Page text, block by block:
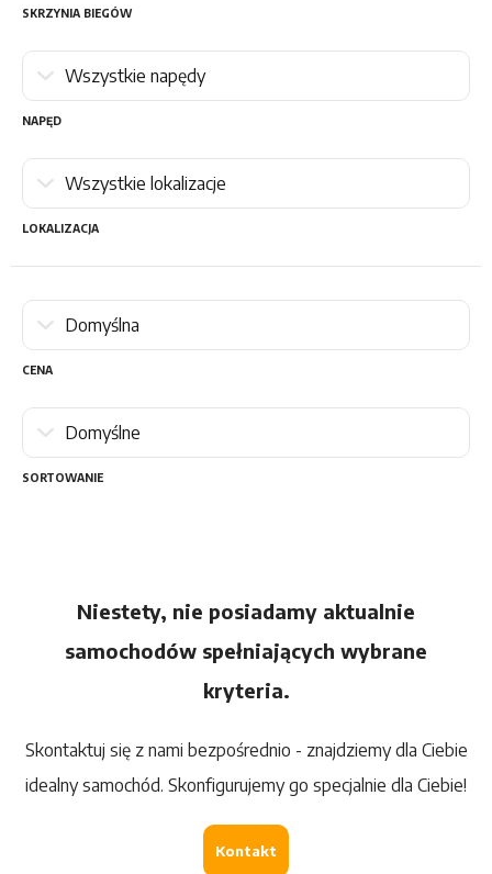
SKRZYNIA BIEGÓW
NAPĘD
LOKALIZACJA
CENA
SORTOWANIE
Niestety, nie posiadamy aktualnie
samochodów spełniających wybrane
kryteria.
Skontaktuj się z nami bezpośrednio - znajdziemy dla Ciebie
idealny samochód. Skonfigurujemy go specjalnie dla Ciebie!
Kontakt